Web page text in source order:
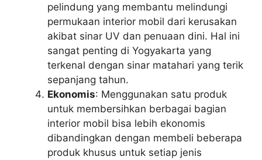
pelindung yang membantu melindungi
permukaan interior mobil dari kerusakan
akibat sinar UV dan penuaan dini. Hal ini
sangat penting di Yogyakarta yang
terkenal dengan sinar matahari yang terik
sepanjang tahun.
Ekonomis: Menggunakan satu produk
untuk membersihkan berbagai bagian
interior mobil bisa lebih ekonomis
dibandingkan dengan membeli beberapa
produk khusus untuk setiap jenis